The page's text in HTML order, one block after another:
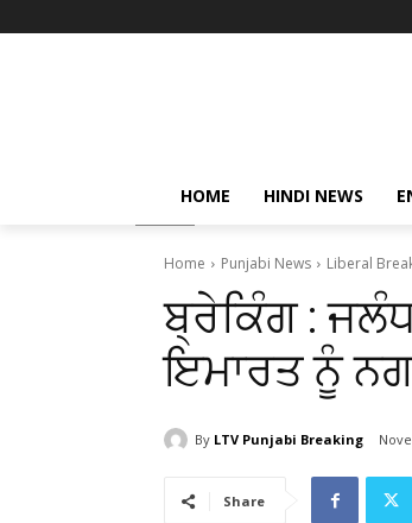
HOME HINDI NEWS
Home Punjabi News Liberal
ਬ੍ਰੇਕਿੰਗ :
ਇਮਾਰਤ ਨੂੰ
By LTV Punjabi Breaking
Share